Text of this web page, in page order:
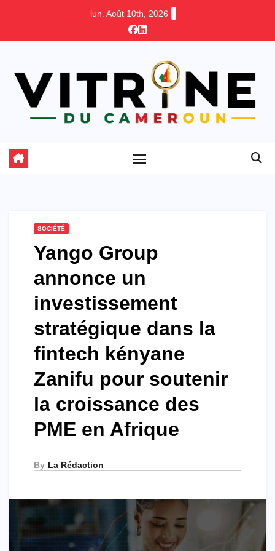
lun. Août 10th, 2026
SOCIÉTÉ
Yango Group
annonce un
investissement
stratégique dans la
fintech kényane
Zanifu pour soutenir
la croissance des
PME en Afrique
By La Rédaction